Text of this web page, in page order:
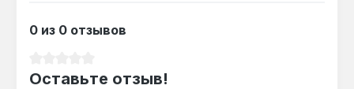
0 из 0 отзывов
Оставьте отзыв!